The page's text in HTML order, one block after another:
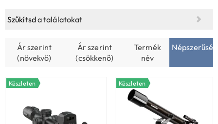
Szűkítsda találatokat
Ár szerint
(növekvő)
Ár szerint
(csökkenő)
Termék
név
Népszerűség
Készleten Készleten